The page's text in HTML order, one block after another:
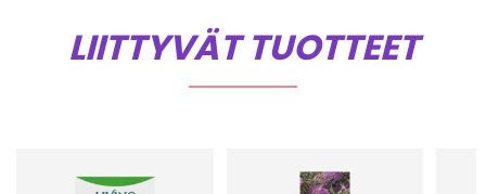
LIITTYVÄT TUOTTEET